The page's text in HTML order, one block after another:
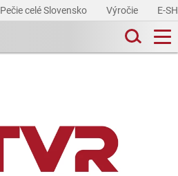
Pečie celé Slovensko Výročie E-